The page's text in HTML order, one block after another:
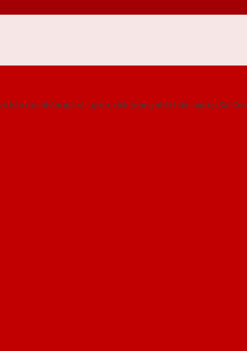
bán cửa nhôm giá rẻ, uy tín, chất lượng nhất hiện nay tại Sài Gòn